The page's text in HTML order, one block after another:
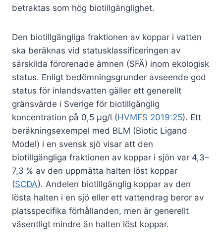
betraktas som hög biotillgänglighet.
Den biotillgängliga fraktionen av koppar i vatten
ska beräknas vid statusklassificeringen av
särskilda förorenade ämnen (SFÄ) inom ekologisk
status. Enligt bedömningsgrunder avseende god
status för inlandsvatten gäller ett generellt
gränsvärde i Sverige för biotillgänglig
koncentration på 0,5 µg/l (HVMFS 2019:25). Ett
beräkningsexempel med BLM (Biotic Ligand
Model) i en svensk sjö visar att den
biotillgängliga fraktionen av koppar i sjön var 4,3–
7,3 % av den uppmätta halten löst koppar
(SCDA). Andelen biotillgänglig koppar av den
lösta halten i en sjö eller ett vattendrag beror av
platsspecifika förhållanden, men är generellt
väsentligt mindre än halten löst koppar.